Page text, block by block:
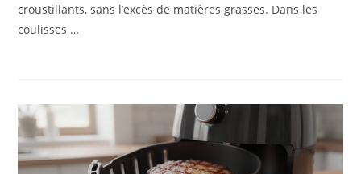
croustillants, sans l’excès de matières grasses. Dans les
coulisses …